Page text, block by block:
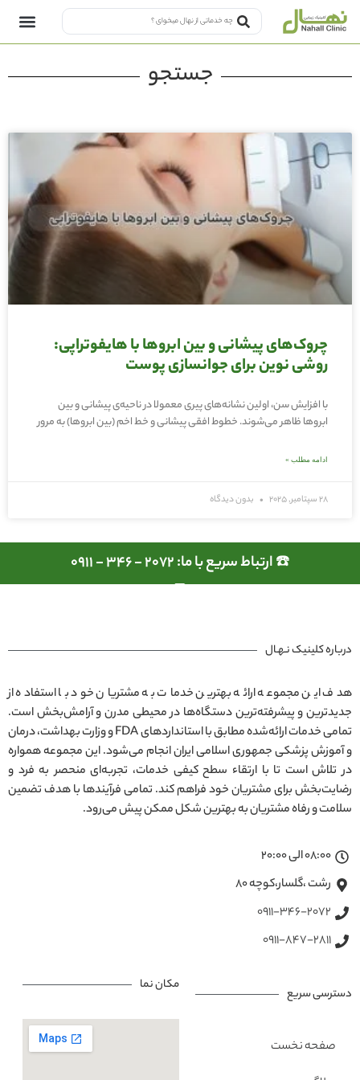
جستجو
چروک‌های پیشانی و بین ابروها با هایفوتراپی:
روشی نوین برای جوانسازی پوست
با افزایش سن، اولین نشانه‌های پیری معمولا در ناحیه‌ی پیشانی و بین
ابروها ظاهر می‌شوند. خطوط افقی پیشانی و خط اخم (بین ابروها) به مرور
ادامه مطلب »
28 سپتامبر, 2025 بدون دیدگاه
☎️ ارتباط سریع با ما: 2072 - 346 - 0911
درباره کلینیک نـهـال
هدف این مجموعه ارائه بهترین خدمات به مشتریان خود با استفاده از
جدیدترین و پیشرفته‌ترین دستگاه‌ها در محیطی مدرن و آرامش‌بخش است.
تمامی خدمات ارائه‌شده مطابق با استانداردهای FDA و وزارت بهداشت، درمان
و آموزش پزشکی جمهوری اسلامی ایران انجام می‌شود. این مجموعه همواره
در تلاش است تا با ارتقاء سطح کیفی خدمات، تجربه‌ای منحصر به فرد و
رضایت‌بخش برای مشتریان خود فراهم کند. تمامی فرآیندها با هدف تضمین
سلامت و رفاه مشتریان به بهترین شکل ممکن پیش می‌رود.
08:00 الی 20:00
رشت ،گلسار،کوچه ۸۰
0911-346-2072
0911-847-2811
دسترسی سریع
صفحه نخست
مکان نما